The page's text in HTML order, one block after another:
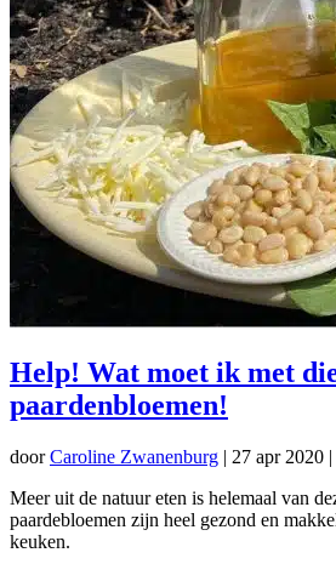
Help! Wat moet ik met
paardenbloemen!
doorCaroline Zwanenburg | 27 apr 2020 |
Meer uit de natuur eten is helemaal van
paardebloemen zijn heel gezond en
keuken.